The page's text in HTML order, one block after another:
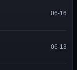
06-16
06-13